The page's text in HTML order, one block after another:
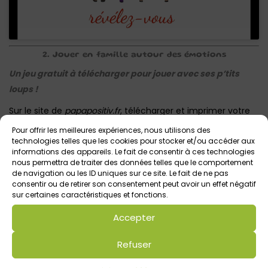
Pour offrir les meilleures expériences, nous utilisons des
technologies telles que les cookies pour stocker et/ou accéder aux
informations des appareils. Le fait de consentir à ces technologies
nous permettra de traiter des données telles que le comportement
de navigation ou les ID uniques sur ce site. Le fait de ne pas
consentir ou de retirer son consentement peut avoir un effet négatif
sur certaines caractéristiques et fonctions.
Accepter
Refuser
2. Jouer en famille autour des émotions
Un jeu gratuit à télécharger pour jouer avec ses p’tits
loups !
Sur le site de papapositiv.fr, télécharger et imprimer votre
plateau de jeu et de cartes : un jeu où il n’y a ni gagnant, ni
perdant, l’objectif étant de parler de ses émotions et
ressentis.
A découvrir et télécharger ICI
3. Cuisiner en famille pour petits et grands
gourmands
Profitez des nombreuses recettes référencées sur le site
Récréatiloups pour cuisiner de bons petits plats en famille !
Direction la rubrique